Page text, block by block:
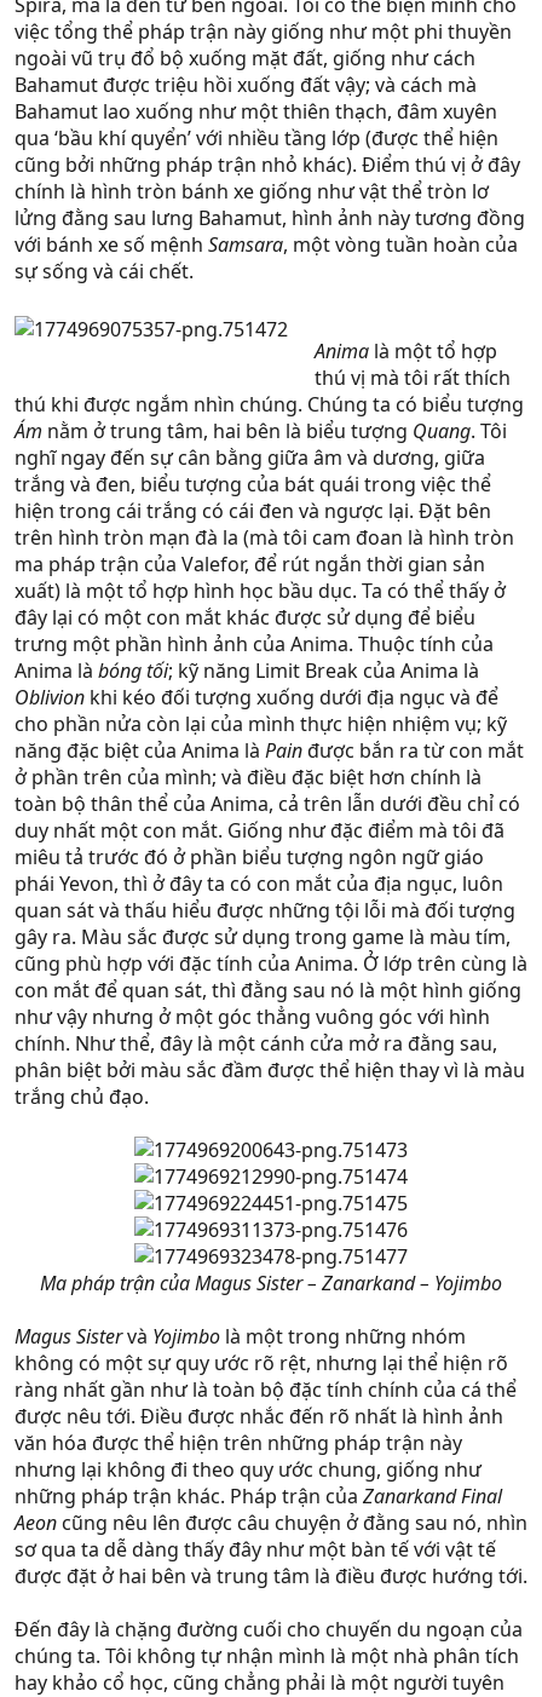
việc tổng thể pháp trận này giống như một phi thuyền
ngoài vũ trụ đổ bộ xuống mặt đất, giống như cách
Bahamut được triệu hồi xuống đất vậy; và cách mà
Bahamut lao xuống như một thiên thạch, đâm xuyên
qua ‘bầu khí quyển’ với nhiều tầng lớp (được thể hiện
cũng bởi những pháp trận nhỏ khác). Điểm thú vị ở đây
chính là hình tròn bánh xe giống như vật thể tròn lơ
lửng đằng sau lưng Bahamut, hình ảnh này tương đồng
với bánh xe số mệnh Samsara, một vòng tuần hoàn của
sự sống và cái chết.
Animalà một tổ hợp
thú vị mà tôi rất thích
thú khi được ngắm nhìn chúng. Chúng ta có biểu tượng
Ám nằm ở trung tâm, hai bên là biểu tượng Quang. Tôi
nghĩ ngay đến sự cân bằng giữa âm và dương, giữa
trắng và đen, biểu tượng của bát quái trong việc thể
hiện trong cái trắng có cái đen và ngược lại. Đặt bên
trên hình tròn mạn đà la (mà tôi cam đoan là hình tròn
ma pháp trận của Valefor, để rút ngắn thời gian sản
xuất) là một tổ hợp hình học bầu dục. Ta có thể thấy ở
đây lại có một con mắt khác được sử dụng để biểu
trưng một phần hình ảnh của Anima. Thuộc tính của
Anima là bóng tối; kỹ năng Limit Break của Anima là
Oblivion khi kéo đối tượng xuống dưới địa ngục và để
cho phần nửa còn lại của mình thực hiện nhiệm vụ; kỹ
năng đặc biệt của Anima là Painđược bắn ra từ con mắt
ở phần trên của mình; và điều đặc biệt hơn chính là
toàn bộ thân thể của Anima, cả trên lẫn dưới đều chỉ có
duy nhất một con mắt. Giống như đặc điểm mà tôi đã
miêu tả trước đó ở phần biểu tượng ngôn ngữ giáo
phái Yevon, thì ở đây ta có con mắt của địa ngục, luôn
quan sát và thấu hiểu được những tội lỗi mà đối tượng
gây ra. Màu sắc được sử dụng trong game là màu tím,
cũng phù hợp với đặc tính của Anima. Ở lớp trên cùng là
con mắt để quan sát, thì đằng sau nó là một hình giống
như vậy nhưng ở một góc thẳng vuông góc với hình
chính. Như thể, đây là một cánh cửa mở ra đằng sau,
phân biệt bởi màu sắc đầm được thể hiện thay vì là màu
trắng chủ đạo.
Ma pháp trận của Magus Sister – Zanarkand – Yojimbo
Magus Sistervà Yojimbo là một trong những nhóm
không có một sự quy ước rõ rệt, nhưng lại thể hiện rõ
ràng nhất gần như là toàn bộ đặc tính chính của cá thể
được nêu tới. Điều được nhắc đến rõ nhất là hình ảnh
văn hóa được thể hiện trên những pháp trận này
nhưng lại không đi theo quy ước chung, giống như
những pháp trận khác. Pháp trận của Zanarkand Final
Aeoncũng nêu lên được câu chuyện ở đằng sau nó, nhìn
sơ qua ta dễ dàng thấy đây như một bàn tế với vật tế
được đặt ở hai bên và trung tâm là điều được hướng tới.
Đến đây là chặng đường cuối cho chuyến du ngoạn của
chúng ta. Tôi không tự nhận mình là một nhà phân tích
hay khảo cổ học, cũng chẳng phải là một người tuyên